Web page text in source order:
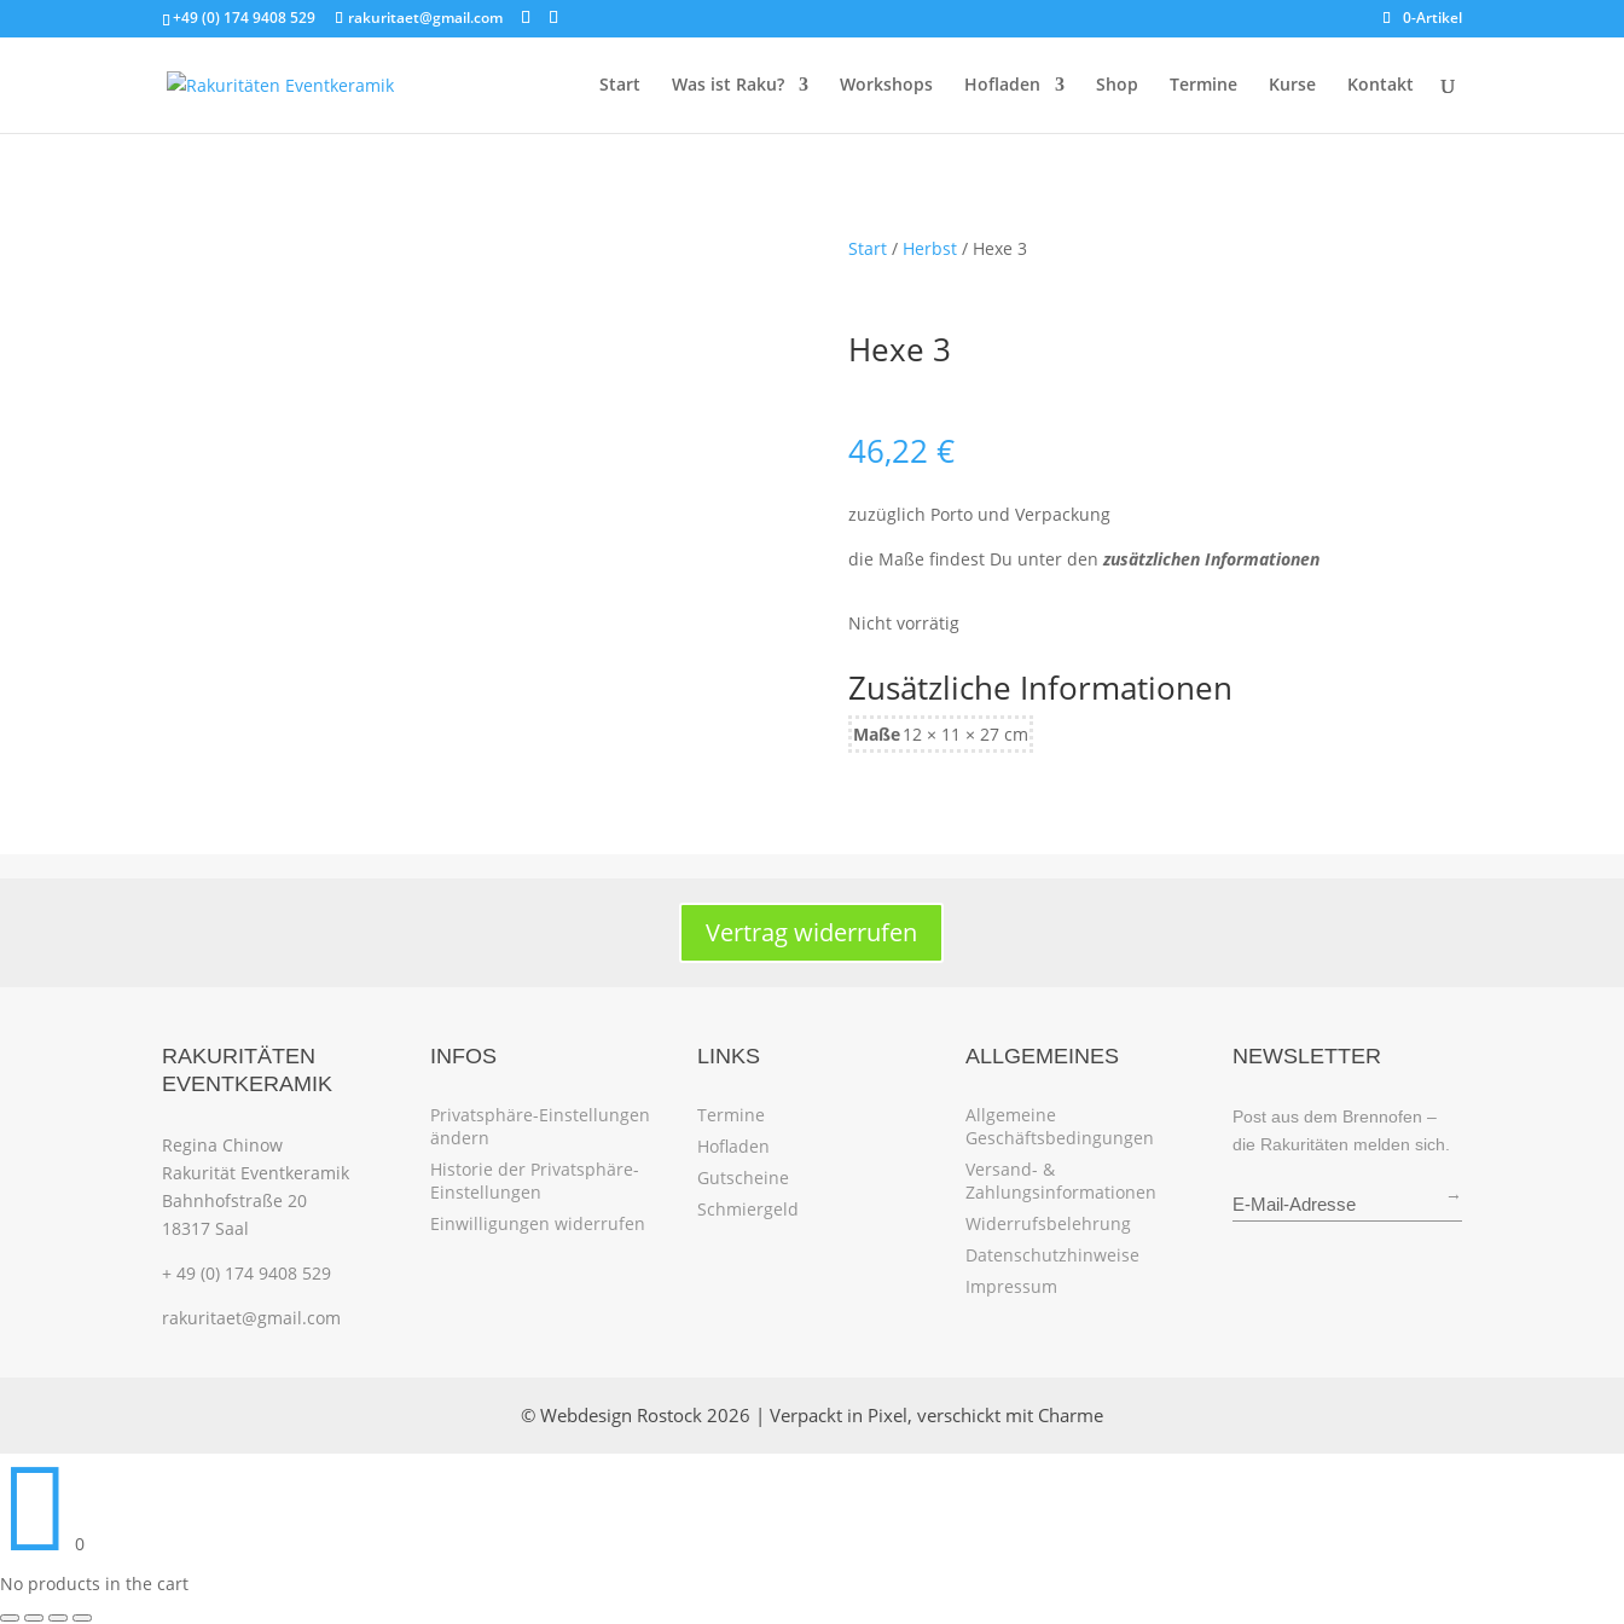
+49 (0) 174 9408 529 rakuritaet@gmail.com 0-Artikel
Start Was ist Raku? Workshops Hofladen Shop Termine Kurse Kontakt
Start/ Herbst/ Hexe 3
Hexe 3
46,22 €
zuzüglich Porto und Verpackung
die Maße findest Du unter denzusätzlichen Informationen
Nicht vorrätig
Zusätzliche Informationen
Maße12 × 11 × 27 cm
Vertrag widerrufen
RAKURITÄTEN
EVENTKERAMIK
Regina Chinow
Rakurität Eventkeramik
Bahnhofstraße 20
18317 Saal
+ 49 (0) 174 9408 529
rakuritaet@gmail.com
INFOS
Privatsphäre-Einstellungen
ändern
Historie der Privatsphäre-
Einstellungen
Einwilligungen widerrufen
LINKS
Termine
Hofladen
Gutscheine
Schmiergeld
ALLGEMEINES
Allgemeine
Geschäftsbedingungen
Versand- &
Zahlungsinformationen
Widerrufsbelehrung
Datenschutzhinweise
Impressum
NEWSLETTER
Post aus dem Brennofen –
die Rakuritäten melden sich.
→
© Webdesign Rostock 2026 | Verpackt in Pixel, verschickt mit Charme

0
No products in the cart